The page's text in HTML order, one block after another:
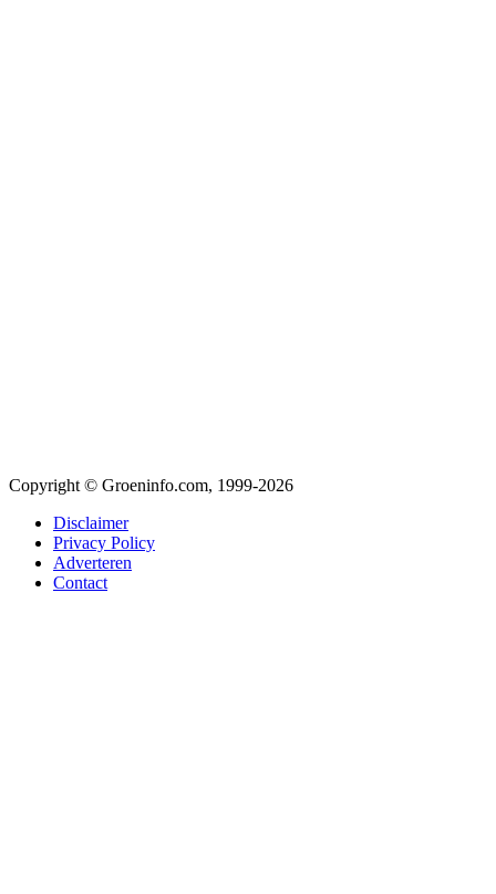
Copyright © Groeninfo.com, 1999-2026
Disclaimer
Privacy Policy
Adverteren
Contact